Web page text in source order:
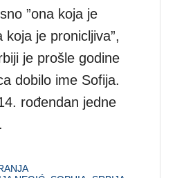
”ona koja je
koja je pronicljiva”,
je prošle godine
dobilo ime Sofija.
rođendan jedne